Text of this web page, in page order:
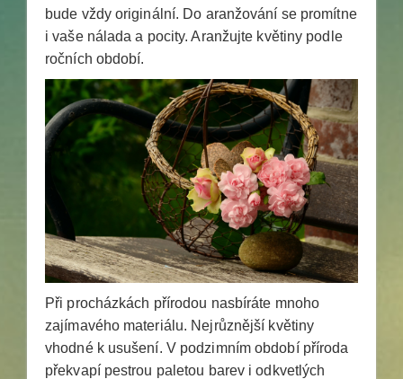
bude vždy originální. Do aranžování se promítne
i vaše nálada a pocity. Aranžujte květiny podle
ročních období.
Při procházkách přírodou nasbíráte mnoho
zajímavého materiálu. Nejrůznější květiny
vhodné k usušení. V podzimním období příroda
překvapí pestrou paletou barev i odkvetlých